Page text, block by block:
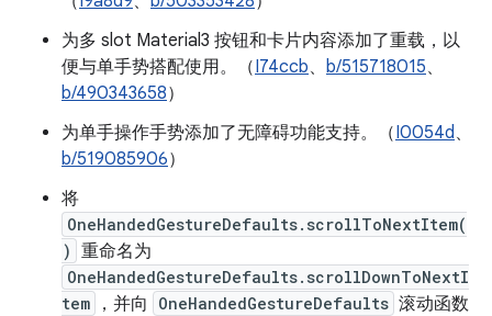
为多 slot Material3 按钮和卡片内容添加了重载，以
便与单手势搭配使用。（I74ccb、 b/515718015、
b/490343658）
为单手操作手势添加了无障碍功能支持。（I0054d、
b/519085906）
将
OneHandedGestureDefaults.scrollToNextItem(
) 重命名为
OneHandedGestureDefaults.scrollDownToNextI
tem
，并向 OneHandedGestureDefaults 滚动函数